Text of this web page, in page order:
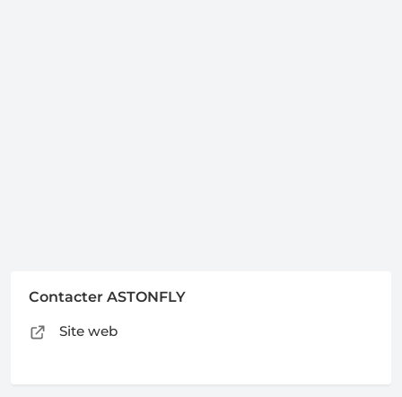
Contacter ASTONFLY
Site web